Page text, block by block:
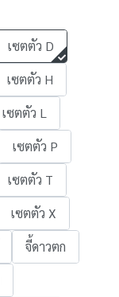
เซตตัว D
เซตตัว H
เซตตัว L
เซตตัว P
เซตตัว T
เซตตัว X
จี้ดาวตก